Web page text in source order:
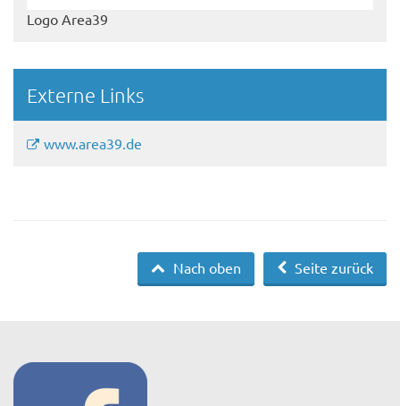
Logo Area39
Externe Links
www.area39.de
Seite zurück
Nach oben